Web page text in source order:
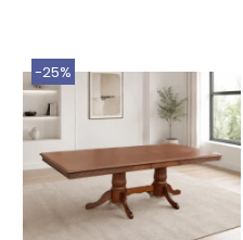
-25%